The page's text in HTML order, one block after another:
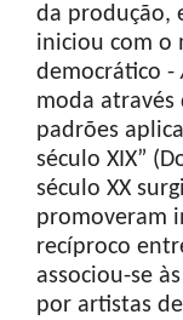
da produção,
iniciou com o
democrático -
moda através
padrões
século XIX”
século XX
promoveram
recíproco
associou-se
por artistas